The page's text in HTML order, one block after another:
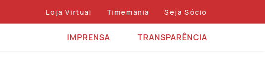
Loja Virtual Timemania Seja Sócio
IMPRENSA TRANSPARÊNCIA